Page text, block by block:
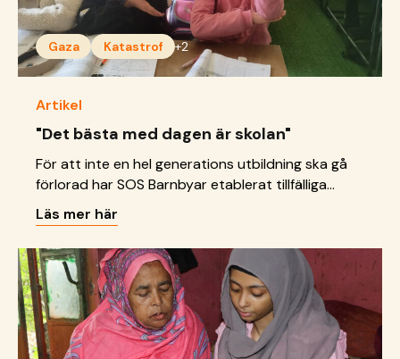
Gaza Katastrof +2
Artikel
"Det bästa med dagen är skolan"
För att inte en hel generations utbildning ska gå
förlorad har SOS Barnbyar etablerat tillfälliga
klassrum i tältlägret i Khan Younis.
Läs mer här